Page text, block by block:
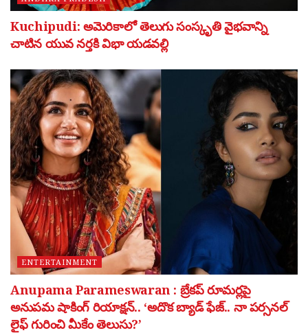
Kuchipudi: అమెరికాలో తెలుగు సంస్కృతి వైభవాన్ని
చాటిన యువ నర్తకి విభా యడవల్లి
ENTERTAINMENT
Anupama Parameswaran : బ్రేకప్ రూమర్లపై
అనుపమ షాకింగ్ రియాక్షన్.. ‘అదొక బ్యాడ్ ఫేజ్.. నా పర్సనల్
లైఫ్ గురించి మీకేం తెలుసు?’